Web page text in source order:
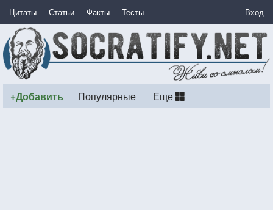
Цитаты Статьи Факты Тесты Вход
+Добавить Популярные Еще